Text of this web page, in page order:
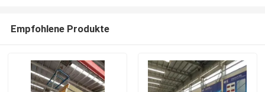
Empfohlene Produkte